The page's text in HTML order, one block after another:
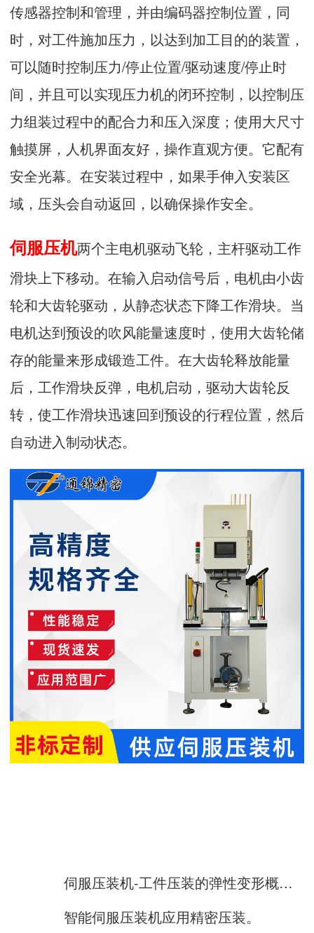
传感器控制和管理，并由编码器控制位置，同
时，对工件施加压力，以达到加工目的的装置，
可以随时控制压力/停止位置/驱动速度/停止时
间，并且可以实现压力机的闭环控制，以控制压
力组装过程中的配合力和压入深度；使用大尺寸
触摸屏，人机界面友好，操作直观方便。它配有
安全光幕。在安装过程中，如果手伸入安装区
域，压头会自动返回，以确保操作安全。
伺服压机两个主电机驱动飞轮，主杆驱动工作
滑块上下移动。在输入启动信号后，电机由小齿
轮和大齿轮驱动，从静态状态下降工作滑块。当
电机达到预设的吹风能量速度时，使用大齿轮储
存的能量来形成锻造工件。在大齿轮释放能量
后，工作滑块反弹，电机启动，驱动大齿轮反
转，使工作滑块迅速回到预设的行程位置，然后
自动进入制动状态。
伺服压装机-工件压装的弹性变形概述。
智能伺服压装机应用精密压装。